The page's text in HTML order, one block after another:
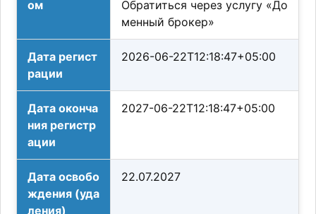
ом
Обратиться через услугу «До
менный брокер»
Дата регист
рации
2026-06-22T12:18:47+05:00
Дата оконча
ния регистр
ации
2027-06-22T12:18:47+05:00
Дата освобо
ждения (уда
ления)
22.07.2027